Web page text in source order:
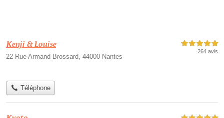
Kenji & Louise
22 Rue Armand Brossard, 44000 Nantes
5,0 étoiles sur 5
264 avis
Téléphone